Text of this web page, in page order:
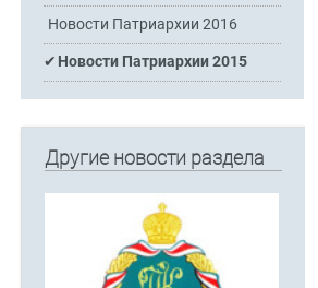
Новости Патриархии 2016
Новости Патриархии 2015
Другие новости раздела